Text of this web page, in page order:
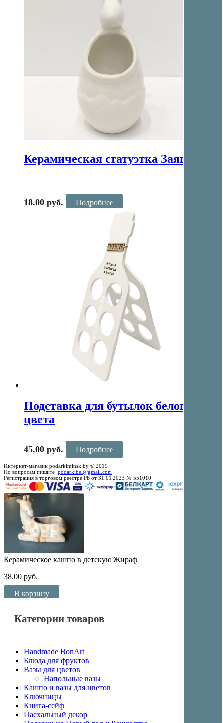
Керамическая статуэтка Заяц
18.00 руб. Подробнее
Подставка для бутылок белого
цвета
45.00 руб. Подробнее
Интернет-магазин podarkiminsk.by © 2019
По вопросам пишите :podarkibel@gmail.com
Регистрация в торговом реестре РБ от 31.01.2023 № 551010
Керамическое кашпо в детскую Жираф
38.00 руб.
В корзину
Категории товаров
Handmade BonArt
Блюда для фруктов
Вазы для цветов
Напольные вазы
Кашпо и вазы для цветов
Ключницы
Книга-сейф
Пасхальный декор